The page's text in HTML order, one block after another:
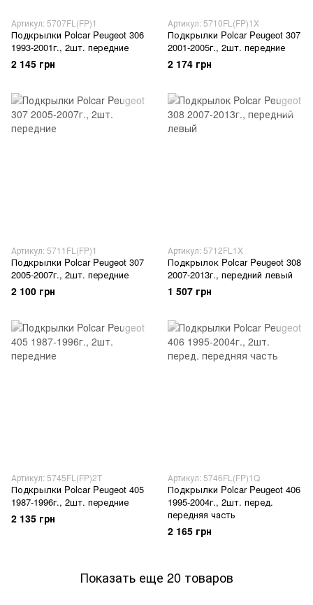
Артикул: 5707FL(FP)1
Подкрылки Polcar Peugeot 306
1993-2001г., 2шт. передние
2 145 грн
Артикул: 5710FL(FP)1X
Подкрылки Polcar Peugeot 307
2001-2005г., 2шт. передние
2 174 грн
Артикул: 5711FL(FP)1
Подкрылки Polcar Peugeot 307
2005-2007г., 2шт. передние
2 100 грн
Артикул: 5712FL1X
Подкрылок Polcar Peugeot 308
2007-2013г., передний левый
1 507 грн
Артикул: 5745FL(FP)2T
Подкрылки Polcar Peugeot 405
1987-1996г., 2шт. передние
2 135 грн
Артикул: 5746FL(FP)1Q
Подкрылки Polcar Peugeot 406
1995-2004г., 2шт. перед.
передняя часть
2 165 грн
Показать еще 20 товаров